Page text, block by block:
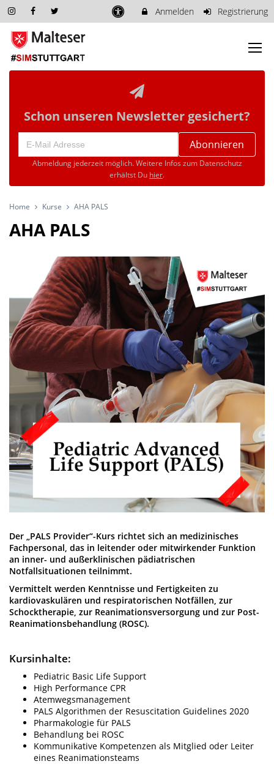
Anmelden Registrierung
Schon unseren Newsletter gesichert?
Abonnieren
Abmeldung jederzeit möglich. Weitere Infos zum Datenschutz
erhältst Du hier.
Home Kurse AHA PALS
AHA PALS
Der „PALS Provider“-Kurs richtet sich an medizinisches
Fachpersonal, das in leitender oder mitwirkender Funktion
an inner- und außerklinischen pädiatrischen
Notfallsituationen teilnimmt.
Vermittelt werden Kenntnisse und Fertigkeiten zu
kardiovaskulären und respiratorischen Notfällen, zur
Schocktherapie, zur Reanimationsversorgung und zur Post-
Reanimationsbehandlung (ROSC).
Kursinhalte:
Pediatric Basic Life Support
High Performance CPR
Atemwegsmanagement
PALS Algorithmen der Resuscitation Guidelines 2020
Pharmakologie für PALS
Behandlung bei ROSC
Kommunikative Kompetenzen als Mitglied oder Leiter
eines Reanimationsteams